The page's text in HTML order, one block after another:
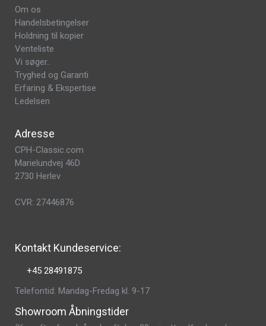
Om os
Handelsbetingelser
Holdning til kopier
Venteliste
Vi søger..
Tryghed og Garanti
Erfaring & Ekspertise
Ledelsen
Adresse
CPH-Classic.com
Marielundvej 46D
2730 Herlev
CVR: 27446876
Kontakt Kundeservice:
+45 28491875
Telefontid: Mandag-Fredag kl. 9-17
Showroom Åbningstider